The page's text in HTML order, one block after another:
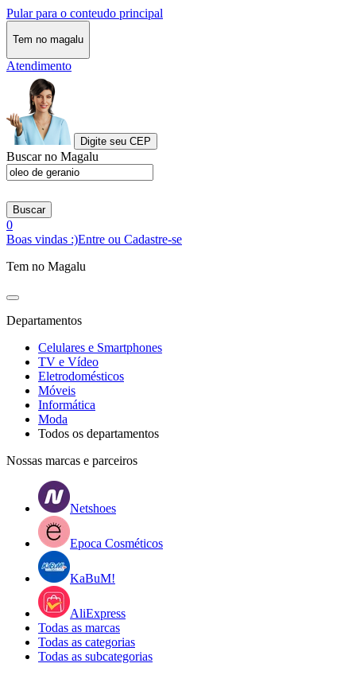
Pular para o conteudo principal
Tem no magalu
Atendimento
Digite seu CEP
Buscar no Magalu
Buscar
0
Boas vindas :)Entre ou Cadastre-se
Tem no Magalu
Departamentos
Celulares e Smartphones
TV e Vídeo
Eletrodomésticos
Móveis
Informática
Moda
Todos os departamentos
Nossas marcas e parceiros
Netshoes
Epoca Cosméticos
KaBuM!
AliExpress
Todas as marcas
Todas as categorias
Todas as subcategorias